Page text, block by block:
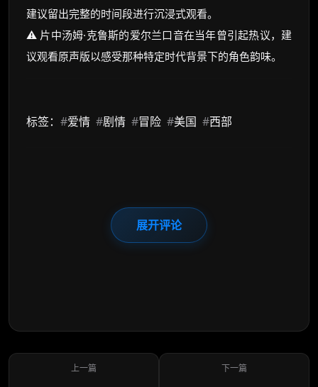
建议留出完整的时间段进行沉浸式观看。
⚠️ 片中汤姆·克鲁斯的爱尔兰口音在当年曾引起热议，建
议观看原声版以感受那种特定时代背景下的角色韵味。
标签： #爱情 #剧情 #冒险 #美国 #西部
展开评论